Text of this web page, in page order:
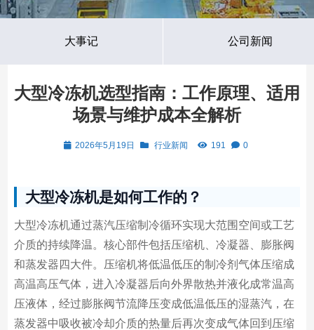
大事记 公司新闻
大型冷冻机选型指南：工作原理、适用
场景与维护成本全解析
2026年5月19日 行业新闻 191 0
大型冷冻机是如何工作的？
大型冷冻机通过蒸汽压缩制冷循环实现大范围空间或工艺
介质的持续降温。核心部件包括压缩机、冷凝器、膨胀阀
和蒸发器四大件。压缩机将低温低压的制冷剂气体压缩成
高温高压气体，进入冷凝器后向外界散热并液化成常温高
压液体，经过膨胀阀节流降压变成低温低压的湿蒸汽，在
蒸发器中吸收被冷却介质的热量后再次变成气体回到压缩